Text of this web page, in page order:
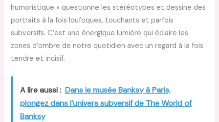
humoristique » questionne les stéréotypes et dessine des
portraits à la fois loufoques, touchants et parfois
subversifs. C’est une énergique lumière qui éclaire les
zones d’ombre de notre quotidien avec un regard à la fois
tendre et incisif.
A lire aussi : Dans le musée Banksy à Paris,
plongez dans l’univers subversif de The World of
Banksy